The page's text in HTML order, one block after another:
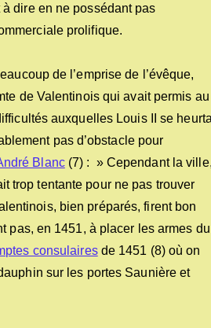
dire en ne possédant pas
prolifique.
de l’emprise de l’évêque,
de Valentinois qui avait permis au
auxquelles Louis II se
pas d’obstacle pour
Blanc(7) : » Cependant la
trop tentante pour ne pas trouver
bien préparés, firent bon
pas, en 1451, à placer les armes du
consulairesde 1451 (8) où on
sur les portes Saunière et